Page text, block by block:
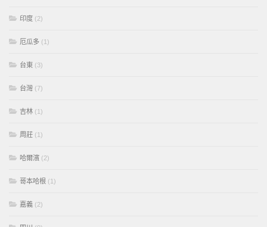
印度 (2)
厄瓜多 (1)
台東 (3)
台灣 (7)
吉林 (1)
周莊 (1)
哈爾濱 (2)
哥本哈根 (1)
嘉義 (2)